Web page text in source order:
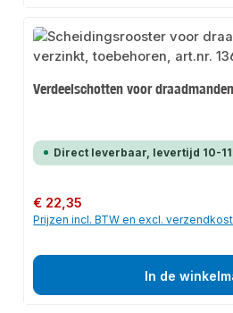
Verdeelschotten voor
Direct leverbaar, levertijd 10-
Normale prijs:
€ 22,35
Prijzen incl. BTW en excl.
In de